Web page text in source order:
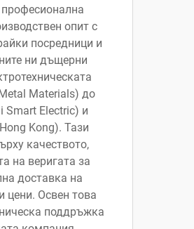
опит с
посредници и
ни дъщерни
Materials) до
Smart Electric) и
Kong). Тази
качеството,
на веригата за
доставка на
цени. Освен това
поддръжка